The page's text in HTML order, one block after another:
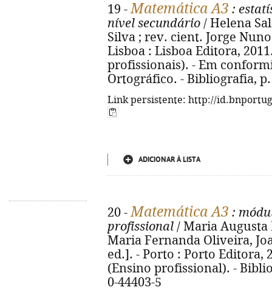
19 -Matemática A3 :
nível secundário / Helena
Silva ; rev. cient. Jorge
Lisboa : Lisboa Editora,
profissionais). - Em
Ortográfico. - Bibliografia, p.
Link persistente: http://
ADICIONAR À LISTA
20 -Matemática A3 :
profissional / Maria Augusta
Maria Fernanda Oliveira,
ed.]. - Porto : Porto Editora,
(Ensino profissional). -
0-44403-5